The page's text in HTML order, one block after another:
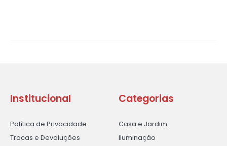
Institucional
Política de Privacidade
Trocas e Devoluções
Categorias
Casa e Jardim
Iluminação